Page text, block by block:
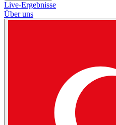
Live-Ergebnisse
Über uns